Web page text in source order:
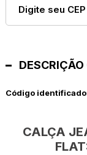
Código
CALÇA